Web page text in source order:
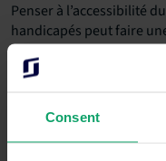
Consent
Penser à l’accessibilité
handicapés peut faire
réservations et vos
20% des Australiens ont
États-Unis.